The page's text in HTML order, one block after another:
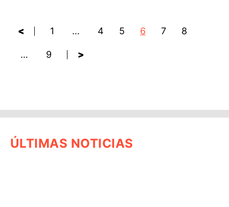
< 1 … 4 5 6 7 8
… 9 >
ÚLTIMAS NOTICIAS